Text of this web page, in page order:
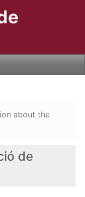
de
about the